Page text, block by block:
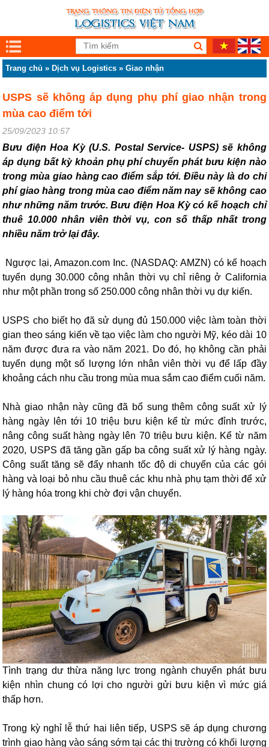
Trang chủ » Dịch vụ Logistics »Giao nhận
USPS sẽ không áp dụng phụ phí giao nhận trong
mùa cao điểm tới
25/09/2023 10:57
Bưu điện Hoa Kỳ (U.S. Postal Service- USPS) sẽ không
áp dụng bất kỳ khoản phụ phí chuyển phát bưu kiện nào
trong mùa giao hàng cao điểm sắp tới. Điều này là do chi
phí giao hàng trong mùa cao điểm năm nay sẽ không cao
như những năm trước. Bưu điện Hoa Kỳ có kế hoạch chỉ
thuê 10.000 nhân viên thời vụ, con số thấp nhất trong
nhiều năm trở lại đây.
Ngược lại, Amazon.com Inc. (NASDAQ: AMZN) có kế hoạch
tuyển dụng 30.000 công nhân thời vụ chỉ riêng ở California
như một phần trong số 250.000 công nhân thời vụ dự kiến.
USPS cho biết họ đã sử dụng đủ 150.000 việc làm toàn thời
gian theo sáng kiến về tạo việc làm cho người Mỹ, kéo dài 10
năm được đưa ra vào năm 2021. Do đó, họ không cần phải
tuyển dụng một số lượng lớn nhân viên thời vụ để lấp đầy
khoảng cách nhu cầu trong mùa mua sắm cao điểm cuối năm.
Nhà giao nhận này cũng đã bổ sung thêm công suất xử lý
hàng ngày lên tới 10 triệu bưu kiện kể từ mức đỉnh trước,
nâng công suất hàng ngày lên 70 triệu bưu kiện. Kể từ năm
2020, USPS đã tăng gần gấp ba công suất xử lý hàng ngày.
Công suất tăng sẽ đẩy nhanh tốc độ di chuyển của các gói
hàng và loại bỏ nhu cầu thuê các khu nhà phụ tạm thời để xử
lý hàng hóa trong khi chờ đợi vận chuyển.
Tình trạng dư thừa năng lực trong ngành chuyển phát bưu
kiện nhìn chung có lợi cho người gửi bưu kiện vì mức giá
thấp hơn.
Trong kỳ nghỉ lễ thứ hai liên tiếp, USPS sẽ áp dụng chương
trình giao hàng vào sáng sớm tại các thị trường có khối lượng